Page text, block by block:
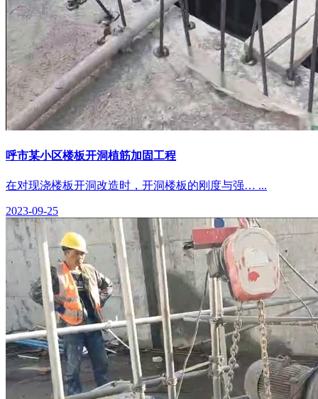
呼市某小区楼板开洞植筋加固工程
在对现浇楼板开洞改造时，开洞楼板的刚度与强… ...
2023-09-25